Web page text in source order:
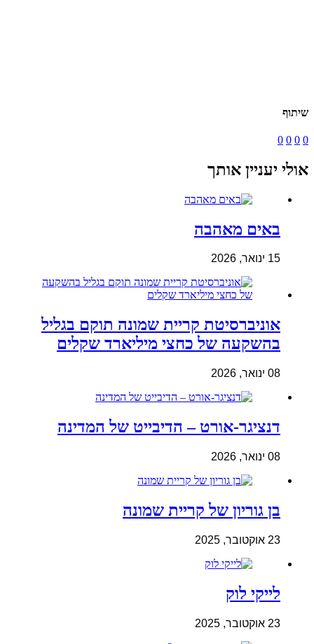
שיתוף
0
0
0
0
אולי יעניין אותך
באים מאהבה
15 ינואר, 2026
אוניברסיטת קריית שמונה תוקם בגליל
בהשקעה של כחצי מיליארד שקלים
08 ינואר, 2026
דנציגר-אורט – הדיבייט של המדינה
08 ינואר, 2026
בן גוריון של קריית שמונה
23 אוקטובר, 2025
לייקי לוק
23 אוקטובר, 2025